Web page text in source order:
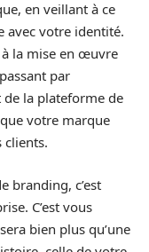
en veillant à ce
avec votre identité.
à la mise en œuvre
par
de la plateforme de
votre marque
clients.
branding, c’est
C’est vous
bien plus qu’une